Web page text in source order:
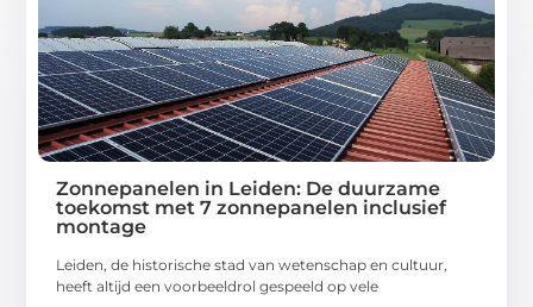
Zonnepanelen in Leiden: De duurzame
toekomst met 7 zonnepanelen inclusief
montage
Leiden, de historische stad van wetenschap en cultuur,
heeft altijd een voorbeeldrol gespeeld op vele